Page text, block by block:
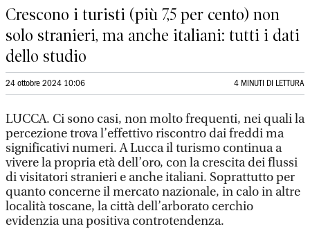
Crescono i turisti (più 7,5 per cento) non
solo stranieri, ma anche italiani: tutti i dati
dello studio
24 ottobre 2024 10:06 4 MINUTI DI LETTURA
LUCCA. Ci sono casi, non molto frequenti, nei quali la
percezione trova l’effettivo riscontro dai freddi ma
significativi numeri. A Lucca il turismo continua a
vivere la propria età dell’oro, con la crescita dei flussi
di visitatori stranieri e anche italiani. Soprattutto per
quanto concerne il mercato nazionale, in calo in altre
località toscane, la città dell’arborato cerchio
evidenzia una positiva controtendenza.